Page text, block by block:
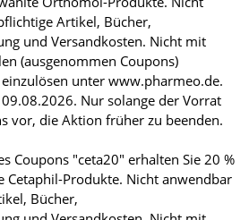
Artikel, Bücher,
und Versandkosten. Nicht mit
(ausgenommen Coupons)
unter www.pharmeo.de.
Nur solange der Vorrat
vor, die Aktion früher zu beenden.
Coupons "ceta20" erhalten Sie 20 %
Cetaphil-Produkte. Nicht anwendbar
Bücher,